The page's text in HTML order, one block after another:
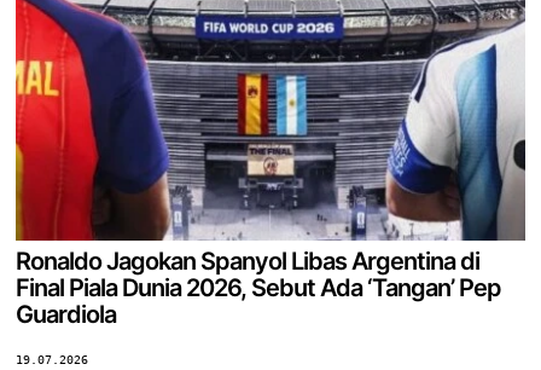
Ronaldo Jagokan Spanyol Libas Argentina di
Final Piala Dunia 2026, Sebut Ada ‘Tangan’ Pep
Guardiola
19.07.2026